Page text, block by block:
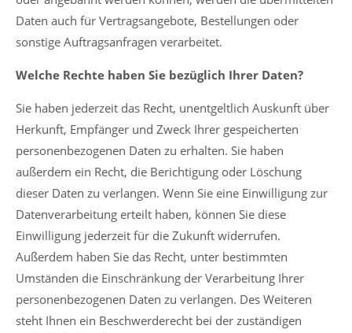
Daten auch für Vertragsangebote, Bestellungen oder
sonstige Auftragsanfragen verarbeitet.
Welche Rechte haben Sie bezüglich Ihrer Daten?
Sie haben jederzeit das Recht, unentgeltlich Auskunft über
Herkunft, Empfänger und Zweck Ihrer gespeicherten
personenbezogenen Daten zu erhalten. Sie haben
außerdem ein Recht, die Berichtigung oder Löschung
dieser Daten zu verlangen. Wenn Sie eine Einwilligung zur
Datenverarbeitung erteilt haben, können Sie diese
Einwilligung jederzeit für die Zukunft widerrufen.
Außerdem haben Sie das Recht, unter bestimmten
Umständen die Einschränkung der Verarbeitung Ihrer
personenbezogenen Daten zu verlangen. Des Weiteren
steht Ihnen ein Beschwerderecht bei der zuständigen